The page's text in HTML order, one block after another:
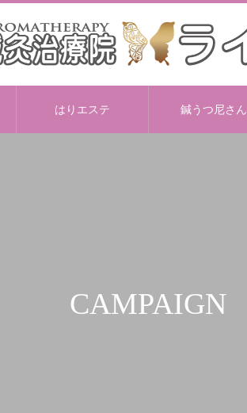
はりエステ 鍼うつ尼さん
CAMPAIGN